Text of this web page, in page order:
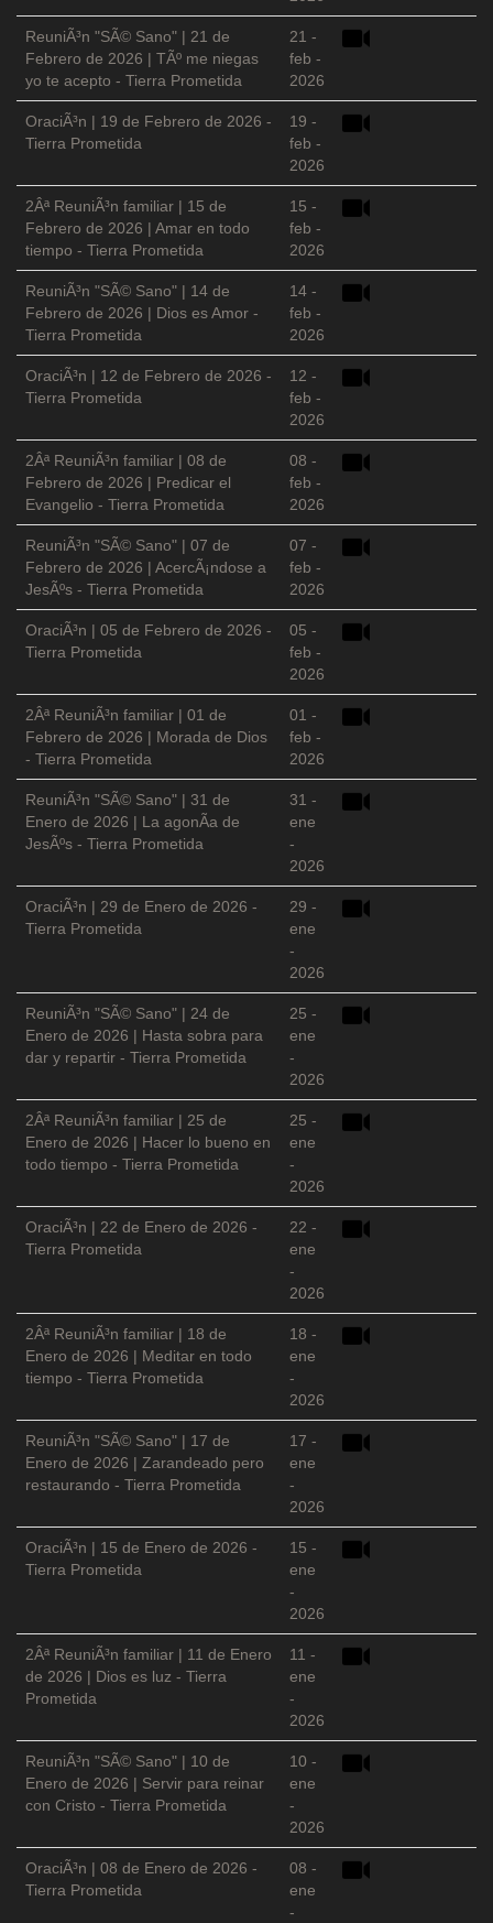
ReuniÃ³n "SÃ© Sano" | 21 de
Febrero de 2026 | TÃº me niegas
yo te acepto - Tierra Prometida
21 -
feb -
2026
OraciÃ³n | 19 de Febrero de 2026 -
Tierra Prometida
19 -
feb -
2026
2Âª ReuniÃ³n familiar | 15 de
Febrero de 2026 | Amar en todo
tiempo - Tierra Prometida
15 -
feb -
2026
ReuniÃ³n "SÃ© Sano" | 14 de
Febrero de 2026 | Dios es Amor -
Tierra Prometida
14 -
feb -
2026
OraciÃ³n | 12 de Febrero de 2026 -
Tierra Prometida
12 -
feb -
2026
2Âª ReuniÃ³n familiar | 08 de
Febrero de 2026 | Predicar el
Evangelio - Tierra Prometida
08 -
feb -
2026
ReuniÃ³n "SÃ© Sano" | 07 de
Febrero de 2026 | AcercÃ¡ndose a
JesÃºs - Tierra Prometida
07 -
feb -
2026
OraciÃ³n | 05 de Febrero de 2026 -
Tierra Prometida
05 -
feb -
2026
2Âª ReuniÃ³n familiar | 01 de
Febrero de 2026 | Morada de Dios
- Tierra Prometida
01 -
feb -
2026
ReuniÃ³n "SÃ© Sano" | 31 de
Enero de 2026 | La agonÃ­a de
JesÃºs - Tierra Prometida
31 -
ene
-
2026
OraciÃ³n | 29 de Enero de 2026 -
Tierra Prometida
29 -
ene
-
2026
ReuniÃ³n "SÃ© Sano" | 24 de
Enero de 2026 | Hasta sobra para
dar y repartir - Tierra Prometida
25 -
ene
-
2026
2Âª ReuniÃ³n familiar | 25 de
Enero de 2026 | Hacer lo bueno en
todo tiempo - Tierra Prometida
25 -
ene
-
2026
OraciÃ³n | 22 de Enero de 2026 -
Tierra Prometida
22 -
ene
-
2026
2Âª ReuniÃ³n familiar | 18 de
Enero de 2026 | Meditar en todo
tiempo - Tierra Prometida
18 -
ene
-
2026
ReuniÃ³n "SÃ© Sano" | 17 de
Enero de 2026 | Zarandeado pero
restaurando - Tierra Prometida
17 -
ene
-
2026
OraciÃ³n | 15 de Enero de 2026 -
Tierra Prometida
15 -
ene
-
2026
2Âª ReuniÃ³n familiar | 11 de Enero
de 2026 | Dios es luz - Tierra
Prometida
11 -
ene
-
2026
ReuniÃ³n "SÃ© Sano" | 10 de
Enero de 2026 | Servir para reinar
con Cristo - Tierra Prometida
10 -
ene
-
2026
OraciÃ³n | 08 de Enero de 2026 -
Tierra Prometida
08 -
ene
-